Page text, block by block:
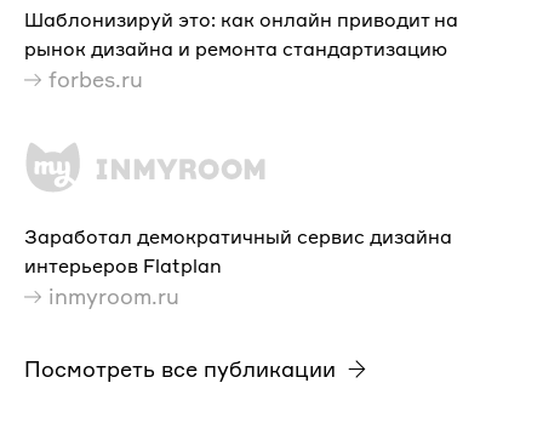
Шаблонизируй это: как онлайн приводит на
рынок дизайна и ремонта стандартизацию
forbes.ru
Заработал демократичный сервис дизайна
интерьеров Flatplan
inmyroom.ru
Посмотреть все публикации